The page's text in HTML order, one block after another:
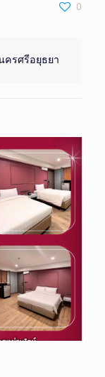
0
ครศรีอยุธยา